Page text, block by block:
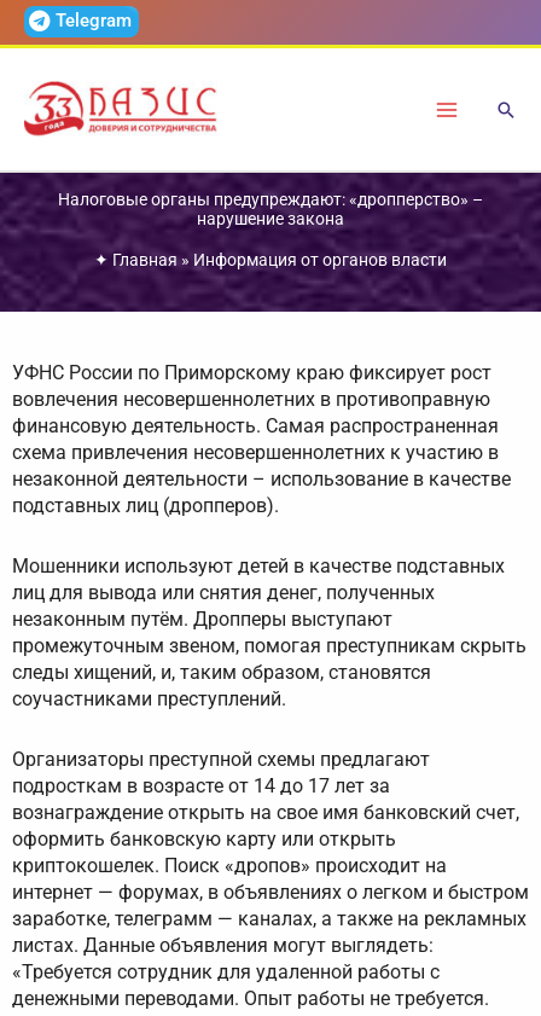
ПерейтиTelegram
Налоговые органы предупреждают: «дропперство» –
нарушение закона
✦ Главная» Информация от органов власти
УФНС России по Приморскому краю фиксирует рост
вовлечения несовершеннолетних в противоправную
финансовую деятельность. Самая распространенная
схема привлечения несовершеннолетних к участию в
незаконной деятельности – использование в качестве
подставных лиц (дропперов).
Мошенники используют детей в качестве подставных
лиц для вывода или снятия денег, полученных
незаконным путём. Дропперы выступают
промежуточным звеном, помогая преступникам скрыть
следы хищений, и, таким образом, становятся
соучастниками преступлений.
Организаторы преступной схемы предлагают
подросткам в возрасте от 14 до 17 лет за
вознаграждение открыть на свое имя банковский счет,
оформить банковскую карту или открыть
криптокошелек. Поиск «дропов» происходит на
интернет — форумах, в объявлениях о легком и быстром
заработке, телеграмм — каналах, а также на рекламных
листах. Данные объявления могут выглядеть:
«Требуется сотрудник для удаленной работы с
денежными переводами. Опыт работы не требуется.